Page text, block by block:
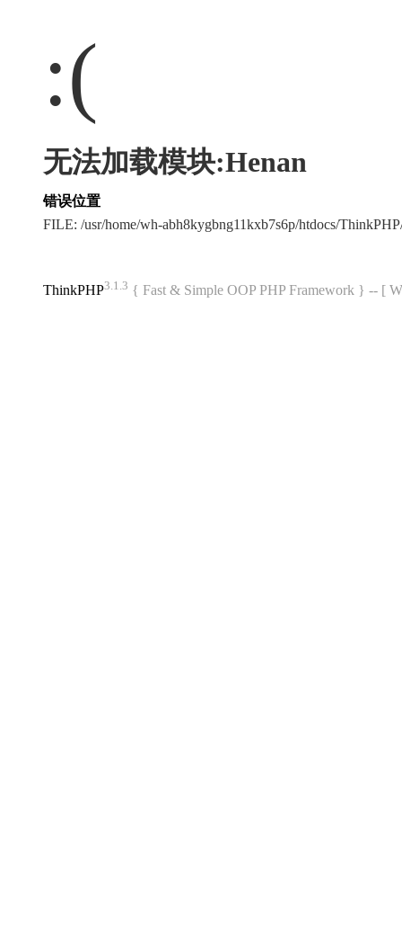
:(
无法加载模块:Henan
错误位置
FILE: /usr/home/wh-abh8kygbng11kxb7s6p/htdocs/
ThinkPHP3.1.3 { Fast & Simple OOP PHP Framework } -- [